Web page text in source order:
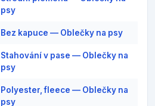
psy
Bez kapuce — Oblečky na psy
Stahování v pase — Oblečky na
psy
Polyester, fleece — Oblečky na
psy